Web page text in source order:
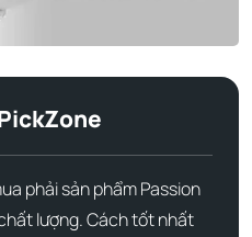
phải sản phẩm Passion
lượng. Cách tốt nhất